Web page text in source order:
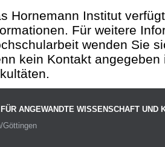
Hornemann Institut
Für weitere
wenden Sie
kein Kontakt
ANGEWANDTE WISSENSCHAFT UND
Göttingen